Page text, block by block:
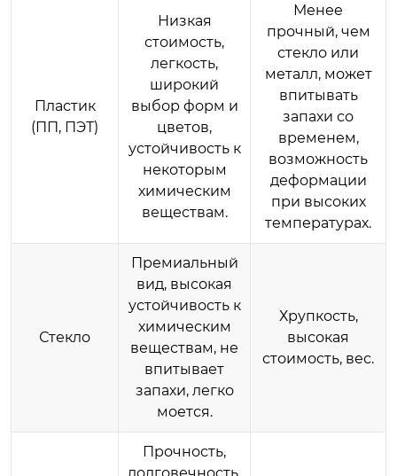
Пластик
(ПП, ПЭТ)
Низкая
стоимость,
легкость,
широкий
выбор форм и
цветов,
устойчивость к
некоторым
химическим
веществам.
Менее
прочный, чем
стекло или
металл, может
впитывать
запахи со
временем,
возможность
деформации
при высоких
температурах.
Стекло
Премиальный
вид, высокая
устойчивость к
химическим
веществам, не
впитывает
запахи, легко
моется.
Хрупкость,
высокая
стоимость, вес.
Прочность,
долговечность,